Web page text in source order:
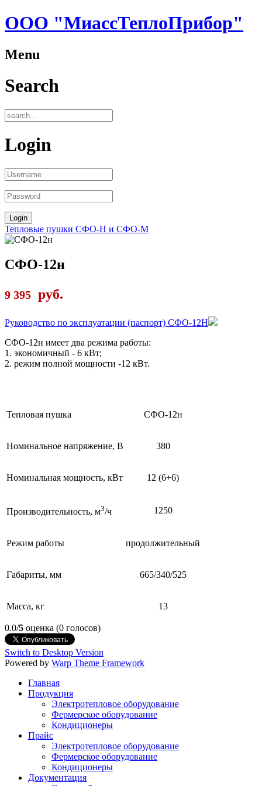
ООО "МиассТеплоПрибор"
Menu
Search
Login
Тепловые пушки СФО-Н и СФО-М
СФО-12н
9 395 руб.
Руководство по эксплуатации (паспорт) СФО-12Н
СФО-12н имеет два режима работы:
1. экономичный - 6 кВт;
2. режим полной мощности -12 кВт.
Тепловая пушка СФО-12н
Номинальное напряжение, В 380
Номинальная мощность, кВт 12 (6+6)
Производительность, м3/ч 1250
Режим работы продолжительный
Габариты, мм 665/340/525
Масса, кг 13
0.0/5 оценка (0 голосов)
Switch to Desktop Version
Powered by Warp Theme Framework
Главная
Продукция
Электротепловое оборудование
Фермерское оборудование
Кондиционеры
Прайс
Электротепловое оборудование
Фермерское оборудование
Кондиционеры
Документация